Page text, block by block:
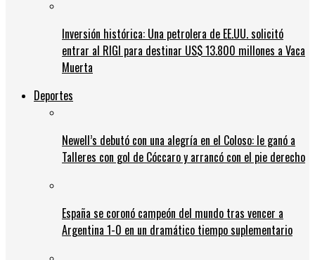
Inversión histórica: Una petrolera de EE.UU. solicitó
entrar al RIGI para destinar US$ 13.800 millones a Vaca
Muerta
Deportes
Newell’s debutó con una alegría en el Coloso: le ganó a
Talleres con gol de Cóccaro y arrancó con el pie derecho
España se coronó campeón del mundo tras vencer a
Argentina 1-0 en un dramático tiempo suplementario